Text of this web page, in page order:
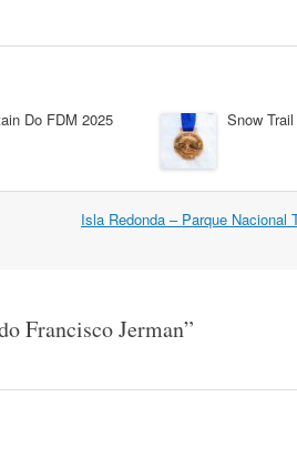
Do FDM 2025 Snow
Isla Redonda – Parque Nacional
Francisco Jerman”